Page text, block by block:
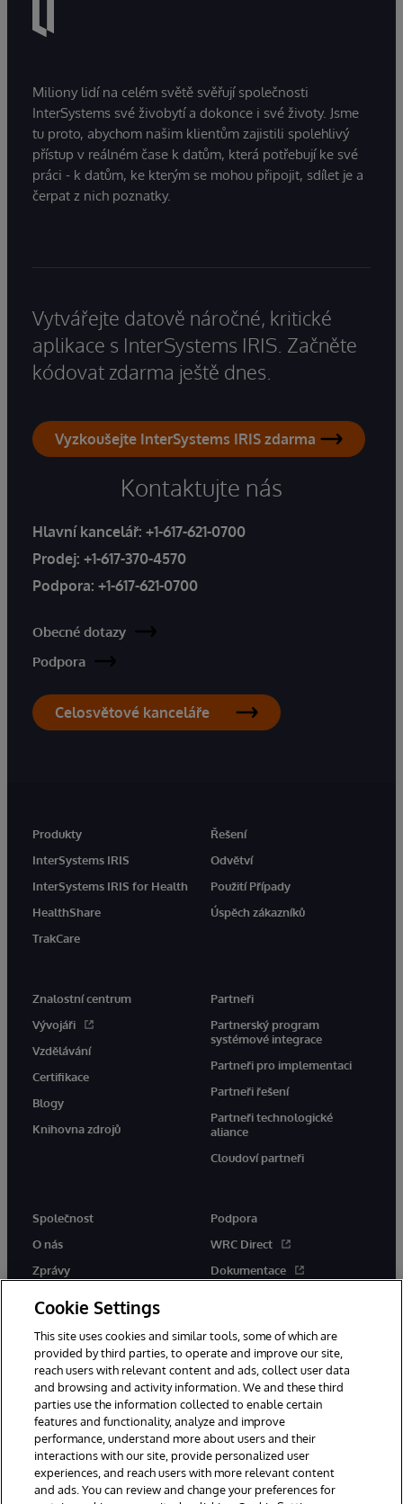
Miliony lidí na celém světě svěřují společnosti
InterSystems své živobytí a dokonce i své životy. Jsme
tu proto, abychom našim klientům zajistili spolehlivý
přístup v reálném čase k datům, která potřebují ke své
práci - k datům, ke kterým se mohou připojit, sdílet je a
čerpat z nich poznatky.
Vytvářejte datově náročné, kritické
aplikace s InterSystems IRIS. Začněte
kódovat zdarma ještě dnes.
Vyzkoušejte InterSystems IRIS zdarma
Kontaktujte nás
Hlavní kancelář: +1-617-621-0700
Prodej: +1-617-370-4570
Podpora: +1-617-621-0700
Obecné dotazy
Podpora
Celosvětové kanceláře
Produkty
InterSystems IRIS
InterSystems IRIS for Health
HealthShare
TrakCare
Řešení
Odvětví
Použití Případy
Úspěch zákazníků
Znalostní centrum
Vývojáři
Vzdělávání
Certifikace
Blogy
Knihovna zdrojů
Partneři
Partnerský program
systémové integrace
Partneři pro implementaci
Partneři řešení
Partneři technologické
aliance
Cloudoví partneři
Společnost
O nás
Zprávy
Podpora
WRC Direct
Dokumentace
© 1996-2026 InterSystems Corporation, Boston, MA. Všechna práva
vyhrazena.
Oznámení/podmínky a pravidla
Cookie Settings
This site uses cookies and similar tools, some of which are
provided by third parties, to operate and improve our site,
reach users with relevant content and ads, collect user data
and browsing and activity information. We and these third
parties use the information collected to enable certain
features and functionality, analyze and improve
performance, understand more about users and their
interactions with our site, provide personalized user
experiences, and reach users with more relevant content
and ads. You can review and change your preferences for